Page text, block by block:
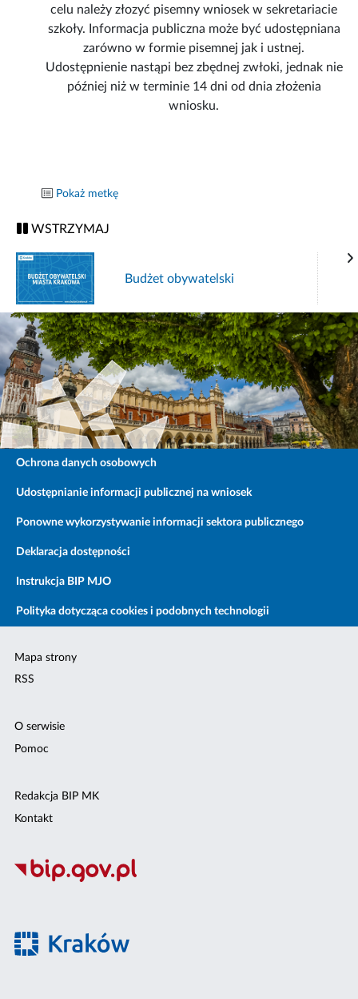
celu należy złozyć pisemny wniosek w sekretariacie
szkoły. Informacja publiczna może być udostępniana
zarówno w formie pisemnej jak i ustnej.
Udostępnienie nastąpi bez zbędnej zwłoki, jednak nie
później niż w terminie 14 dni od dnia złożenia
wniosku.
Pokaż metkę
WSTRZYMAJ
Budżet obywatelski
Ochrona danych osobowych
Udostępnianie informacji publicznej na wniosek
Ponowne wykorzystywanie informacji sektora publicznego
Deklaracja dostępności
Instrukcja BIP MJO
Polityka dotycząca cookies i podobnych technologii
Mapa strony
RSS
O serwisie
Pomoc
Redakcja BIP MK
Kontakt